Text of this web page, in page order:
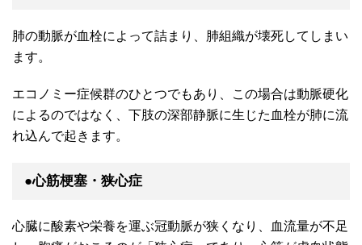
肺の動脈が血栓によって詰まり、肺組織が壊死してしまい
ます。
エコノミー症候群のひとつでもあり、この場合は動脈硬化
によるのではなく、下肢の深部静脈に生じた血栓が肺に流
れ込んで起きます。
●心筋梗塞・狭心症
心臓に酸素や栄養を運ぶ冠動脈が狭くなり、血流量が不足